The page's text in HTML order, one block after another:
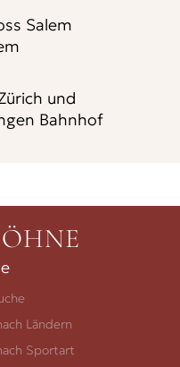
Salem
und
Bahnhof
Ländern
Sportart